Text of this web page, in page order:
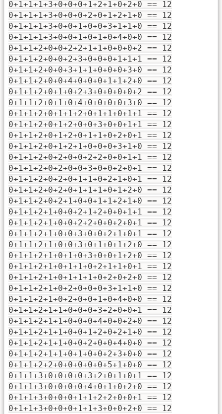
0+1+1+1+3+0+0+0+1+2+1+0+2+0 == 12
0+1+1+1+3+0+0+0+2+0+1+2+1+0 == 12
0+1+1+1+3+0+0+1+0+0+3+1+1+0 == 12
0+1+1+1+3+0+0+1+0+1+0+4+0+0 == 12
0+1+1+2+0+0+2+2+1+1+0+0+0+2 == 12
0+1+1+2+0+0+2+3+0+0+0+1+1+1 == 12
0+1+1+2+0+0+3+1+1+0+0+0+3+0 == 12
0+1+1+2+0+0+4+0+0+0+1+1+2+0 == 12
0+1+1+2+0+1+0+2+3+0+0+0+0+2 == 12
0+1+1+2+0+1+0+4+0+0+0+0+3+0 == 12
0+1+1+2+0+1+1+2+0+1+1+0+1+1 == 12
0+1+1+2+0+1+2+0+0+3+0+0+1+1 == 12
0+1+1+2+0+1+2+0+1+1+0+2+0+1 == 12
0+1+1+2+0+1+2+1+0+0+0+3+1+0 == 12
0+1+1+2+0+2+0+0+2+2+0+0+1+1 == 12
0+1+1+2+0+2+0+0+3+0+0+2+0+1 == 12
0+1+1+2+0+2+0+1+1+0+2+1+0+1 == 12
0+1+1+2+0+2+0+1+1+1+0+1+2+0 == 12
0+1+1+2+0+2+1+0+0+1+1+2+1+0 == 12
0+1+1+2+1+0+0+2+1+2+0+0+1+1 == 12
0+1+1+2+1+0+0+2+2+0+0+2+0+1 == 12
0+1+1+2+1+0+0+3+0+0+2+1+0+1 == 12
0+1+1+2+1+0+0+3+0+1+0+1+2+0 == 12
0+1+1+2+1+0+1+0+3+0+0+1+2+0 == 12
0+1+1+2+1+0+1+1+0+2+1+1+0+1 == 12
0+1+1+2+1+0+1+1+1+0+2+0+2+0 == 12
0+1+1+2+1+0+2+0+0+0+3+1+1+0 == 12
0+1+1+2+1+0+2+0+0+1+0+4+0+0 == 12
0+1+1+2+1+1+0+0+0+3+2+0+0+1 == 12
0+1+1+2+1+1+0+0+0+4+0+0+2+0 == 12
0+1+1+2+1+1+0+0+1+2+0+2+1+0 == 12
0+1+1+2+1+1+0+0+2+0+0+4+0+0 == 12
0+1+1+2+1+1+0+1+0+0+2+3+0+0 == 12
0+1+1+2+2+0+0+0+0+0+5+1+0+0 == 12
0+1+1+3+0+0+0+0+3+2+0+1+0+1 == 12
0+1+1+3+0+0+0+0+4+0+1+0+2+0 == 12
0+1+1+3+0+0+0+1+1+2+2+0+0+1 == 12
0+1+1+3+0+0+0+1+1+3+0+0+2+0 == 12